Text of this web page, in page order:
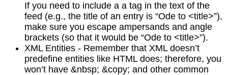
If you need to include a a tag in the text of the
feed (e.g., the title of an entry is “Ode to <title>”),
make sure you escape ampersands and angle
brackets (so that it would be “Ode to <title>”).
XML Entities - Remember that XML doesn’t
predefine entities like HTML does; therefore, you
won’t have &nbsp; &copy; and other common